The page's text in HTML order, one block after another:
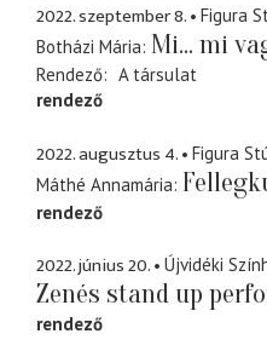
2022. szeptember 8.
Figura
Botházi Mária Mi... mi
Rendező
A társulat
rendező
2022. augusztus 4.
Figura
Máthé Annamária
rendező
2022. június 20. Újvidéki
Zenés stand up
rendező